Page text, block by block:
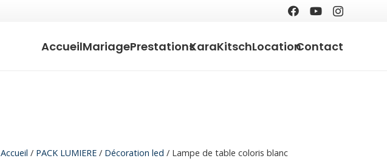
AccueilMariagePrestationsKaraKitschLocationContact
Accueil / PACK LUMIERE / Décoration led / Lampe de table coloris blanc